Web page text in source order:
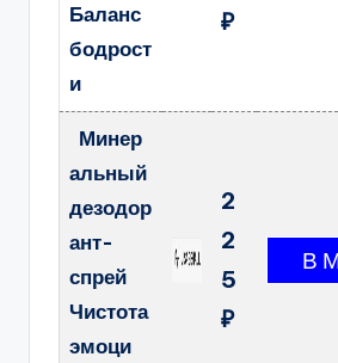
Баланс
бодрост
и
₽
Минер
альный
дезодор
ант-
спрей
Чистота
эмоци
2
2
5
₽